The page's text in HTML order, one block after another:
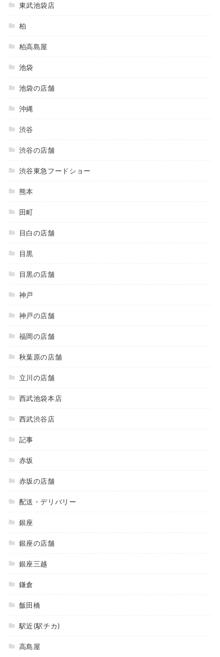
東武池袋店
柏
柏高島屋
池袋
池袋の店舗
沖縄
渋谷
渋谷の店舗
渋谷東急フードショー
熊本
田町
目白の店舗
目黒
目黒の店舗
神戸
神戸の店舗
福岡の店舗
秋葉原の店舗
立川の店舗
西武池袋本店
西武渋谷店
記事
赤坂
赤坂の店舗
配送・デリバリー
銀座
銀座の店舗
銀座三越
鎌倉
飯田橋
駅近(駅チカ)
高島屋